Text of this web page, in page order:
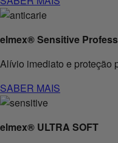
elmex® Sensitive
Alívio imediato e proteção
SABER MAIS
elmex® ULTRA SOFT